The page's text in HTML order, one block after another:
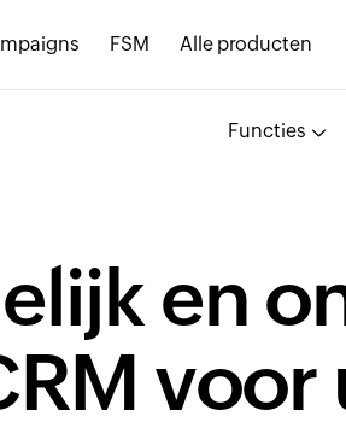
FSM Alle producten
Functies
en